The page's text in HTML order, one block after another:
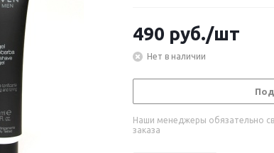
490 руб./шт
Нет в наличии
Наши менеджеры обязательно
заказа